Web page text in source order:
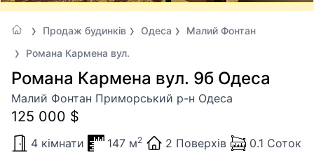
Продаж будинків Одеса
Малий Фонтан
Романа Кармена вул.
Романа Кармена вул. 9б Одеса
Малий Фонтан Приморський р-н Одеса
125 000 $
4 кімнати 147 м2 2 Поверхів 0.1 Соток